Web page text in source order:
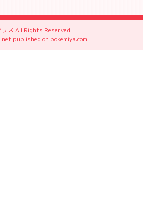
ス All Rights Reserved.
published on pokemiya.com